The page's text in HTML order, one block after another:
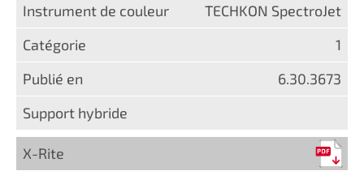
TECHKON SpectroJet
1
6.30.3673
X-Rite